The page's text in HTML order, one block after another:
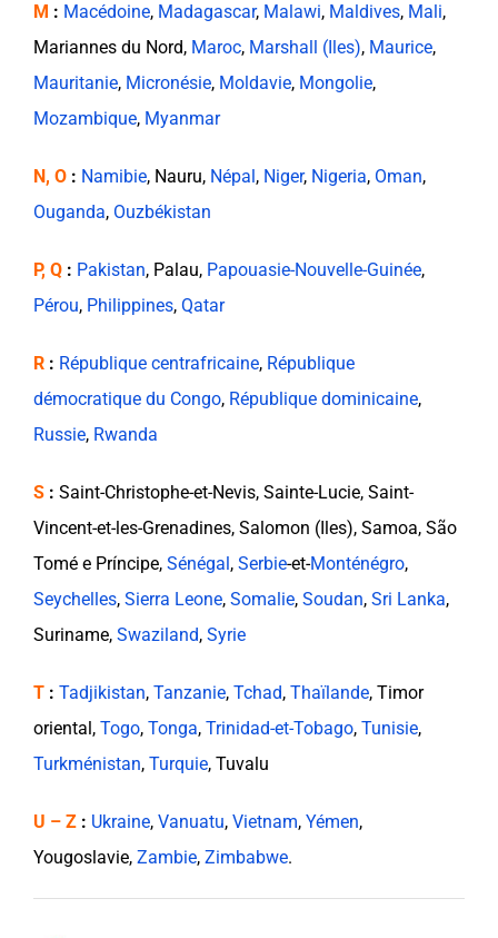
M : Macédoine, Madagascar, Malawi, Maldives, Mali,
Mariannes du Nord, Maroc, Marshall (Iles), Maurice,
Mauritanie, Micronésie, Moldavie, Mongolie,
Mozambique, Myanmar
N, O : Namibie, Nauru, Népal, Niger, Nigeria, Oman,
Ouganda, Ouzbékistan
P, Q : Pakistan, Palau, Papouasie-Nouvelle-Guinée,
Pérou, Philippines, Qatar
R : République centrafricaine, République
démocratique du Congo, République dominicaine,
Russie, Rwanda
S : Saint-Christophe-et-Nevis, Sainte-Lucie, Saint-
Vincent-et-les-Grenadines, Salomon (Iles), Samoa, São
Tomé e Príncipe, Sénégal, Serbie-et-Monténégro,
Seychelles, Sierra Leone, Somalie, Soudan, Sri Lanka,
Suriname, Swaziland, Syrie
T : Tadjikistan, Tanzanie, Tchad, Thaïlande, Timor
oriental, Togo, Tonga, Trinidad-et-Tobago, Tunisie,
Turkménistan, Turquie, Tuvalu
U – Z : Ukraine, Vanuatu, Vietnam, Yémen,
Yougoslavie, Zambie, Zimbabwe.